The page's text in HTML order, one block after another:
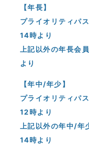
【年長】
プライオリティパ
14時より
上記以外の年長
より
【年中/年少】
プライオリティパ
12時より
上記以外の年中/
14時より